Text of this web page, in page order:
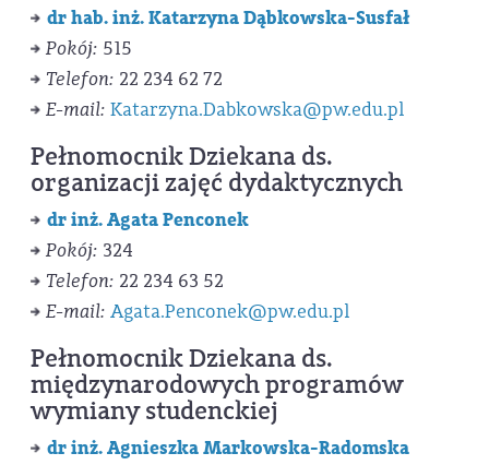
dr hab. inż. Katarzyna Dąbkowska-Susfał
Pokój: 515
Telefon: 22 234 62 72
E-mail: Katarzyna.Dabkowska@pw.edu.pl
Pełnomocnik Dziekana ds.
organizacji zajęć dydaktycznych
dr inż. Agata Penconek
Pokój: 324
Telefon: 22 234 63 52
E-mail: Agata.Penconek@pw.edu.pl
Pełnomocnik Dziekana ds.
międzynarodowych programów
wymiany studenckiej
dr inż. Agnieszka Markowska-Radomska